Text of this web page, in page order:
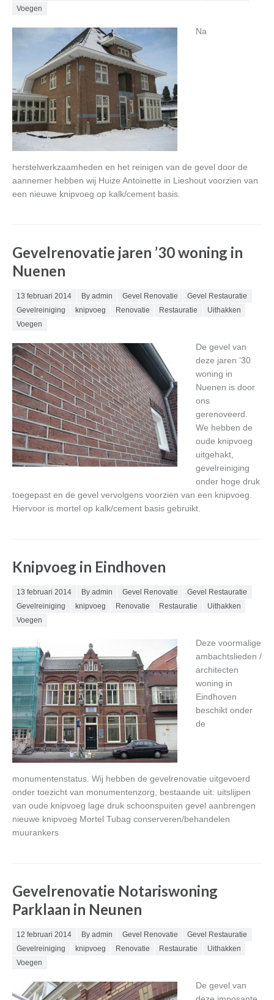
Voegen
Na
herstelwerkzaamheden en het reinigen van de gevel door de
aannemer hebben wij Huize Antoinette in Lieshout voorzien van
een nieuwe knipvoeg op kalk/cement basis.
Gevelrenovatie jaren ’30 woning in
Nuenen
Posted on
13 februari 2014 By admin Gevel Renovatie
Gevel Restauratie
Gevelreiniging
knipvoeg Renovatie Restauratie
Uithakken
Voegen
De gevel van
deze jaren ’30
woning in
Nuenen is door
ons
gerenoveerd.
We hebben de
oude knipvoeg
uitgehakt,
gevelreiniging
onder hoge druk
toegepast en de gevel vervolgens voorzien van een knipvoeg.
Hiervoor is mortel op kalk/cement basis gebruikt.
Knipvoeg in Eindhoven
Posted on
13 februari 2014 By admin Gevel Renovatie
Gevel Restauratie
Gevelreiniging
knipvoeg Renovatie Restauratie
Uithakken
Voegen
Deze voormalige
ambachtslieden /
architecten
woning in
Eindhoven
beschikt onder
de
monumentenstatus. Wij hebben de gevelrenovatie uitgevoerd
onder toezicht van monumentenzorg, bestaande uit: uitslijpen
van oude knipvoeg lage druk schoonspuiten gevel aanbrengen
nieuwe knipvoeg Mortel Tubag conserveren/behandelen
muurankers
Gevelrenovatie Notariswoning
Parklaan in Neunen
Posted on
12 februari 2014 By admin Gevel Renovatie
Gevel Restauratie
Gevelreiniging
knipvoeg Renovatie Restauratie
Uithakken
Voegen
De gevel van